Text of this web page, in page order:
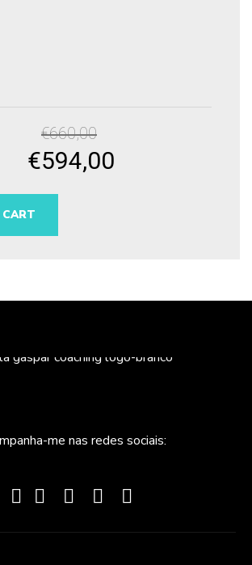
€660,00
Original
€594,00
Current
me nas redes sociais: